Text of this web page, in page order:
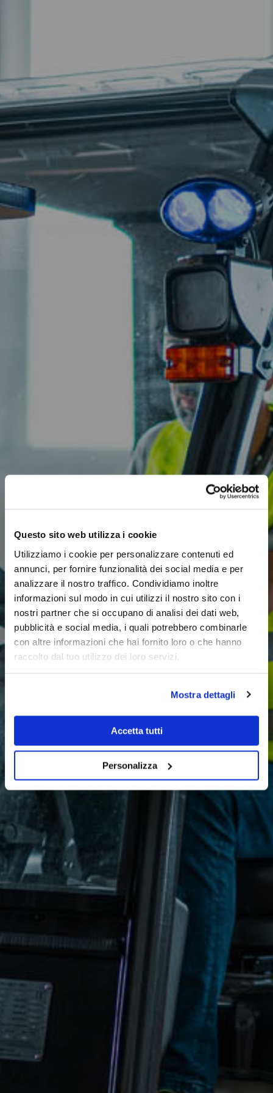
Questo sito web utilizza i cookie
Utilizziamo i cookie per personalizzare contenuti ed
annunci, per fornire funzionalità dei social media e per
analizzare il nostro traffico. Condividiamo inoltre
informazioni sul modo in cui utilizzi il nostro sito con i
nostri partner che si occupano di analisi dei dati web,
pubblicità e social media, i quali potrebbero combinarle
con altre informazioni che hai fornito loro o che hanno
raccolto dal tuo utilizzo dei loro servizi.
Mostra dettagli
Accetta tutti
Personalizza
Incoterms